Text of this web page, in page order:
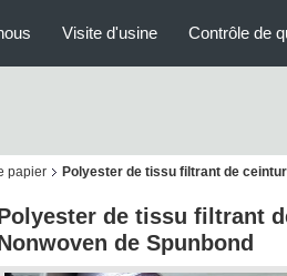
Visite d'usine Contrôle de
papier Polyester de tissu filtrant de
de tissu filtrant
de Spunbond